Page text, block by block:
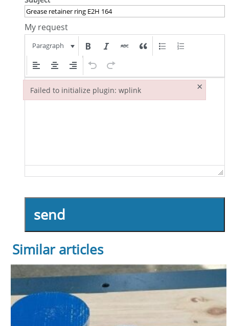
My request
Paragraph
send
Similar articles
Failed to initialize plugin: wplink ×
Failed to initialize plugin: wplink